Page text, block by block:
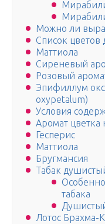
Можно ли
Список цветов
Маттиола
Сиреневый
Розовый
Эпифиллум
oxypetalum)
Условия
Аромат цветка
Гесперис
Маттиола
Бругмансия
Табак
табака
Лотос Брахма-